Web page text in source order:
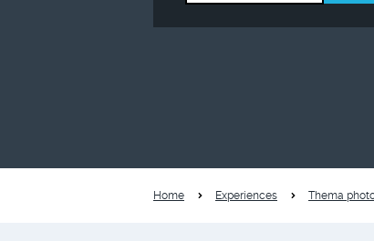
Home Experiences Thema